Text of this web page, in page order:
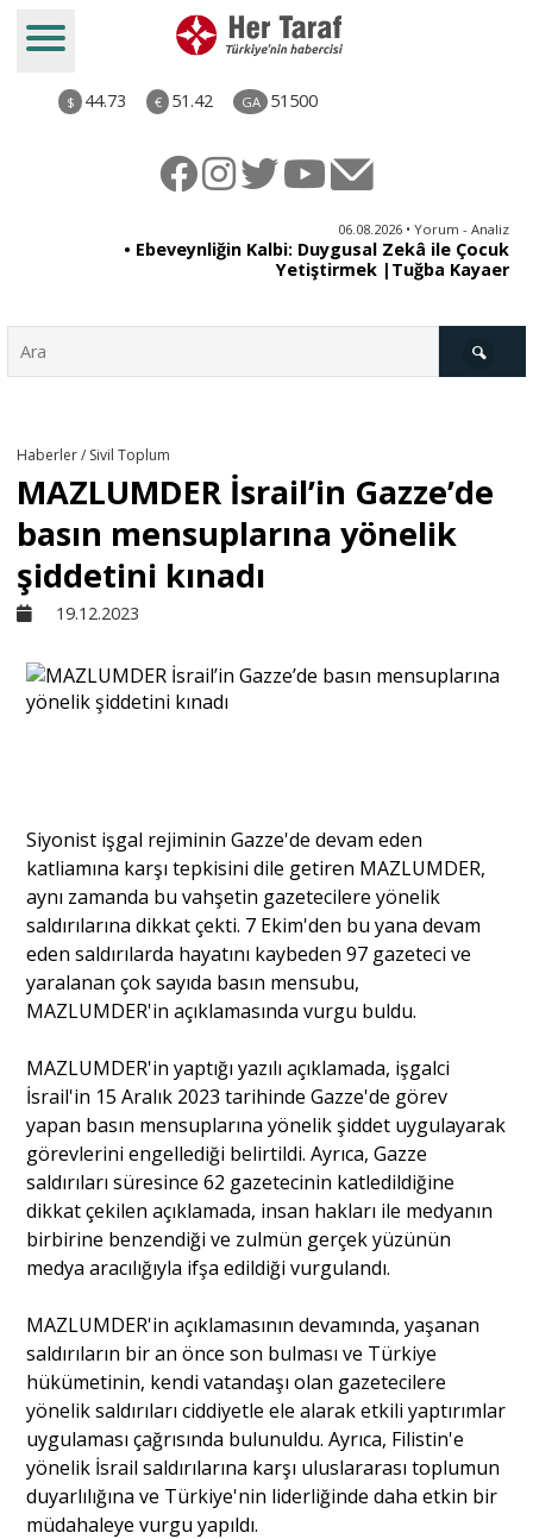
$ 44.73 € 51.42 GA 51500
06.08.2026 • Yorum - Analiz
• Ebeveynliğin Kalbi: Duygusal Zekâ ile Çocuk
Yetiştirmek |Tuğba Kayaer
Derkenar
Sivil Toplum
Kültür - Sanat
Yorum - Analiz
Söyleşi
Yazı Dizisi
Portre
Yazarlar
Eğitim
Dosya Haber
Ankara Analiz
Sağlık
Haberler / Sivil Toplum
MAZLUMDER İsrail’in Gazze’de
basın mensuplarına yönelik
şiddetini kınadı
19.12.2023
Siyonist işgal rejiminin Gazze'de devam eden
katliamına karşı tepkisini dile getiren MAZLUMDER,
aynı zamanda bu vahşetin gazetecilere yönelik
saldırılarına dikkat çekti. 7 Ekim'den bu yana devam
eden saldırılarda hayatını kaybeden 97 gazeteci ve
yaralanan çok sayıda basın mensubu,
MAZLUMDER'in açıklamasında vurgu buldu.
MAZLUMDER'in yaptığı yazılı açıklamada, işgalci
İsrail'in 15 Aralık 2023 tarihinde Gazze'de görev
yapan basın mensuplarına yönelik şiddet uygulayarak
görevlerini engellediği belirtildi. Ayrıca, Gazze
saldırıları süresince 62 gazetecinin katledildiğine
dikkat çekilen açıklamada, insan hakları ile medyanın
birbirine benzendiği ve zulmün gerçek yüzünün
medya aracılığıyla ifşa edildiği vurgulandı.
MAZLUMDER'in açıklamasının devamında, yaşanan
saldırıların bir an önce son bulması ve Türkiye
hükümetinin, kendi vatandaşı olan gazetecilere
yönelik saldırıları ciddiyetle ele alarak etkili yaptırımlar
uygulaması çağrısında bulunuldu. Ayrıca, Filistin'e
yönelik İsrail saldırılarına karşı uluslararası toplumun
duyarlılığına ve Türkiye'nin liderliğinde daha etkin bir
müdahaleye vurgu yapıldı.